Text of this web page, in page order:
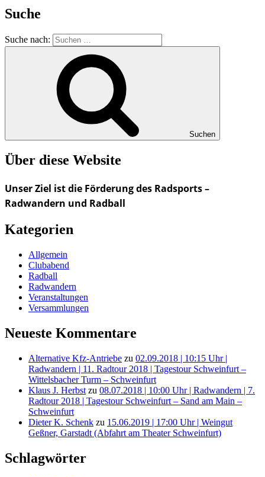
Suche
Suche nach:
Suchen
Über diese Website
Unser Ziel ist die Förderung des Radsports –
Radwandern und Radball
Kategorien
Allgemein
Clubabend
Radball
Radwandern
Veranstaltungen
Versammlungen
Neueste Kommentare
Alternative Kfz-Antriebe zu 02.09.2018 | 10:15 Uhr |
Radwandern | 11. Radtour 2018 | Tagestour Schweinfurt –
Wittelsbacher Turm – Schweinfurt
Klaus J. Herbst zu 08.07.2018 | 10:00 Uhr | Radwandern | 7.
Radtour 2018 | Tagestour Schweinfurt – Sand am Main –
Schweinfurt
Dieter K. Schenk zu 15.06.2019 | 17:00 Uhr | Weingut
Geßner, Garstadt (Abfahrt am Theater Schweinfurt)
Schlagwörter